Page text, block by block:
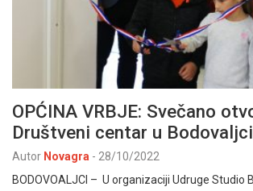
OPĆINA VRBJE: Svečano
Društveni centar u
Autor Novagra - 28/10/2022
BODOVOALJCI – U organizaciji Udruge Studio